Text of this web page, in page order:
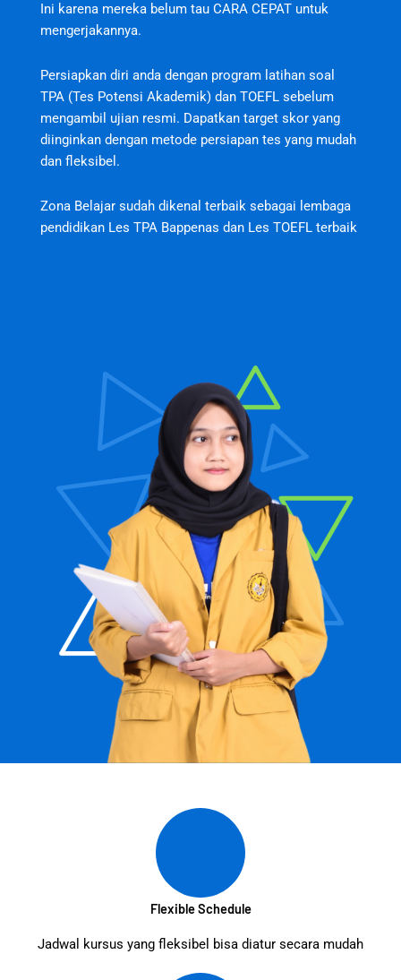
Ini karena mereka belum tau CARA CEPAT untuk
mengerjakannya.
Persiapkan diri anda dengan program latihan soal
TPA (Tes Potensi Akademik) dan TOEFL sebelum
mengambil ujian resmi. Dapatkan target skor yang
diinginkan dengan metode persiapan tes yang mudah
dan fleksibel.
Zona Belajar sudah dikenal terbaik sebagai lembaga
pendidikan Les TPA Bappenas dan Les TOEFL terbaik
Flexible Schedule
Jadwal kursus yang fleksibel bisa diatur secara mudah